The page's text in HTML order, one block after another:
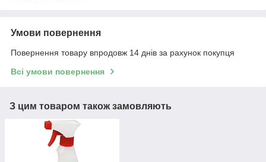
Умови повернення
Повернення товару впродовж 14 днів за рахунок покупця
Всі умови повернення
З цим товаром також замовляють